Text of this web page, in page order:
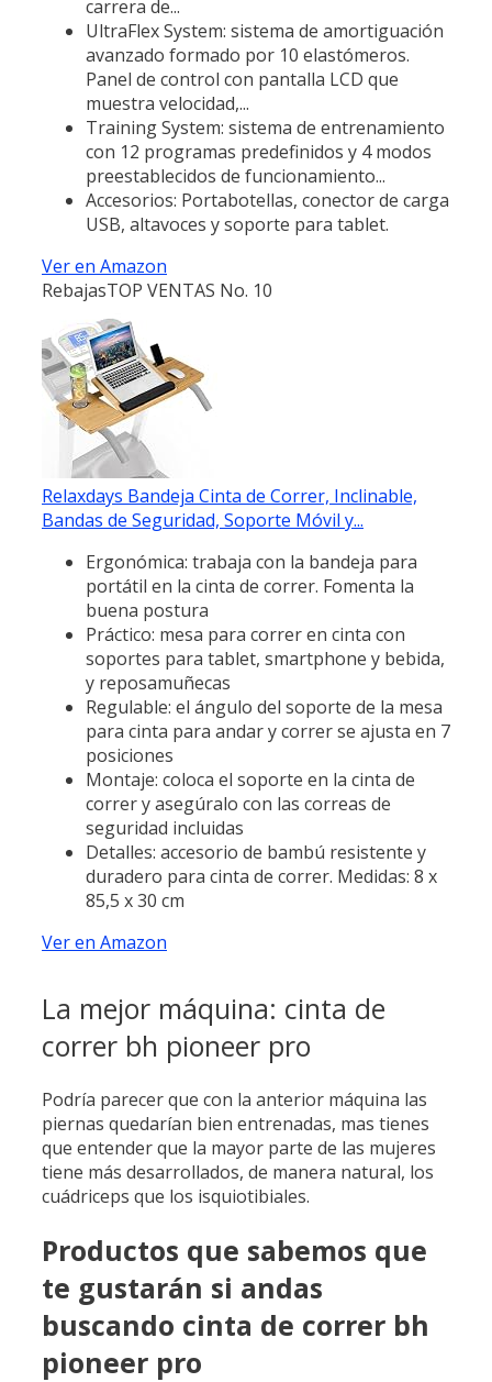
carrera de...
UltraFlex System: sistema de amortiguación
avanzado formado por 10 elastómeros.
Panel de control con pantalla LCD que
muestra velocidad,...
Training System: sistema de entrenamiento
con 12 programas predefinidos y 4 modos
preestablecidos de funcionamiento...
Accesorios: Portabotellas, conector de carga
USB, altavoces y soporte para tablet.
Ver en Amazon
RebajasTOP VENTAS No. 10
Relaxdays Bandeja Cinta de Correr, Inclinable,
Bandas de Seguridad, Soporte Móvil y...
Ergonómica: trabaja con la bandeja para
portátil en la cinta de correr. Fomenta la
buena postura
Práctico: mesa para correr en cinta con
soportes para tablet, smartphone y bebida,
y reposamuñecas
Regulable: el ángulo del soporte de la mesa
para cinta para andar y correr se ajusta en 7
posiciones
Montaje: coloca el soporte en la cinta de
correr y asegúralo con las correas de
seguridad incluidas
Detalles: accesorio de bambú resistente y
duradero para cinta de correr. Medidas: 8 x
85,5 x 30 cm
Ver en Amazon
La mejor máquina: cinta de
correr bh pioneer pro
Podría parecer que con la anterior máquina las
piernas quedarían bien entrenadas, mas tienes
que entender que la mayor parte de las mujeres
tiene más desarrollados, de manera natural, los
cuádriceps que los isquiotibiales.
Productos que sabemos que
te gustarán si andas
buscando cinta de correr bh
pioneer pro